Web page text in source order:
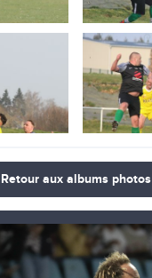
Retour aux albums photos